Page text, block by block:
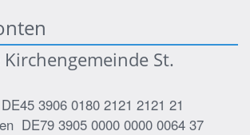
St.
3906 0180 2121 2121 21
DE79 3905 0000 0000 0064 37